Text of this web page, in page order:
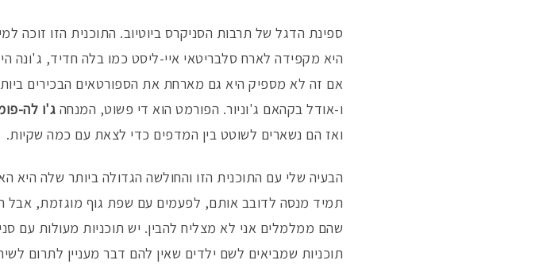
ספינת הדגל של תרבות הסניקרס ביוטיוב. התוכנית הזו זוכה
היא מקפידה לארח סלבריטאי איי-ליסט כמו בלה חדיד, ג'ונה
אם זה לא מספיק היא גם מארחת את הספורטאים הבכירים ביותר
ו-אודל בקהאם ג'וניור. הפורמט הוא די פשוט, המנחה ג'ו לה-
ואז הם נשארים לשוטט בין המדפים כדי לצאת עם כמה שקיות.
הבעיה שלי עם התוכנית הזו והחולשה הגדולה ביותר שלה היא
תמיד מנסה לדובב אותם, לפעמים עם שפת גוף מוגזמת, אבל
שהם ממלמלים אני לא מצליח להבין. יש תוכניות מעולות עם
תוכניות שמביאים לשם ילדים שאין להם דבר מעניין לתרום